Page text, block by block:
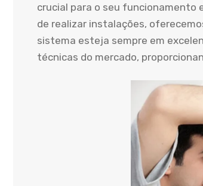
crucial para o seu funcionamento
de realizar instalações,
sistema esteja sempre em
técnicas do mercado,